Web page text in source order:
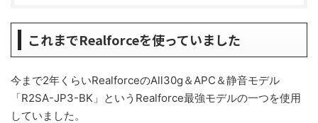
これまでRealforceを使っていました
今まで2年くらいRealforceのAll30g＆APC＆静音モデル
「R2SA-JP3-BK」というRealforce最強モデルの一つを使用
していました。